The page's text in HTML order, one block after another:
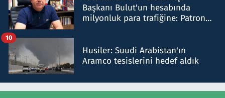
Başkanı Bulut'un hesabında
milyonluk para trafiğine: Patron
Husiler: Suudi Arabistan'ın
Aramco tesislerini hedef aldık
10